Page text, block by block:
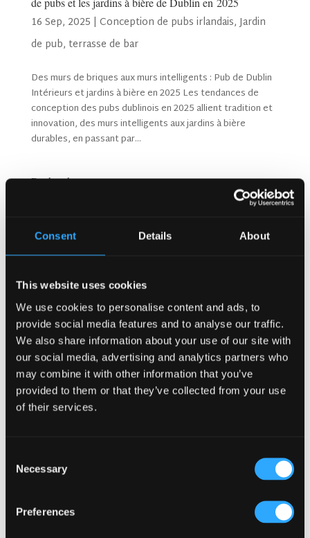
Consent Details About
This website uses cookies
We use cookies to personalise content and ads, to
provide social media features and to analyse our traffic.
We also share information about your use of our site with
our social media, advertising and analytics partners who
may combine it with other information that you’ve
provided to them or that they’ve collected from your use
of their services.
Selection
Necessary
Preferences
16 Sep, 2025 | Conception de pubs irlandais,Jardin
de pub, terrasse de bar
Des murs de briques aux murs intelligents : Pub de Dublin
Intérieurs et jardins à bière en 2025 Les tendances de
conception des pubs dublinois en 2025 allient tradition et
innovation, des murs intelligents aux jardins à bière
durables, en passant par...
Rechercher
pubs animés au Royaume-Uni ?
Pourquoi l’acoustique compte plus que le choix musical
dans un pub (Kronendal 1713)
Comment la conception du comptoir de bar peut améliorer
l’interaction avec la clientèle (Kronendal 1713)
Qu’est-ce qui distingue un pub moyen d’un pub vraiment
performant à Atlanta ?
Comment le Lagos Irish Pub de l’Eko Hotel crée-t-il une
Parcourir
catégorie
Tags populaires